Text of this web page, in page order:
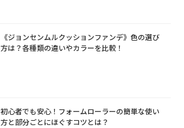
《ジョンセンムルクッションファンデ》色の選び
方は？各種類の違いやカラーを比較！
初心者でも安心！フォームローラーの簡単な使い
方と部分ごとにほぐすコツとは？